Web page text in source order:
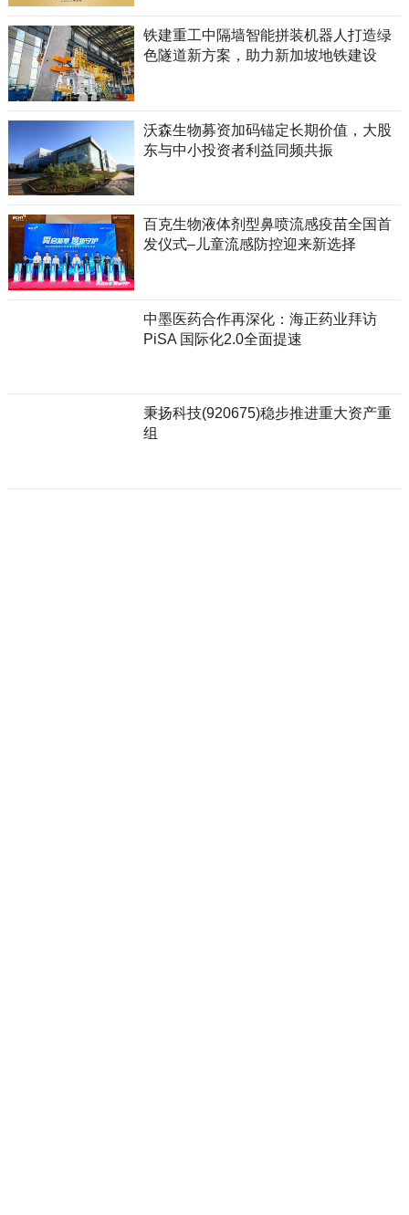
铁建重工中隔墙智能拼装机器人打造绿
色隧道新方案，助力新加坡地铁建设
沃森生物募资加码锚定长期价值，大股
东与中小投资者利益同频共振
百克生物液体剂型鼻喷流感疫苗全国首
发仪式–儿童流感防控迎来新选择
中墨医药合作再深化：海正药业拜访
PiSA 国际化2.0全面提速
秉扬科技(920675)稳步推进重大资产重
组